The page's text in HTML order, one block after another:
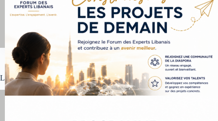
Tous les articles d’actualité économique et politique
La presse en parle !